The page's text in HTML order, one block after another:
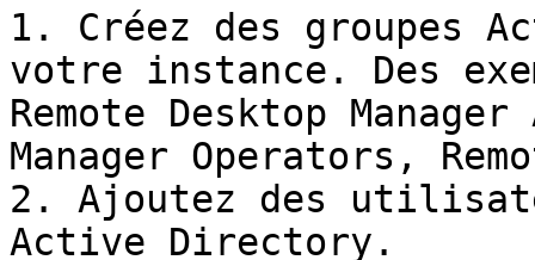
1. Créez des groupes
votre instance. Des
Remote Desktop
Manager Operators,
2. Ajoutez des
Active Directory.